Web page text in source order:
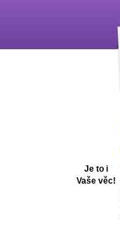
Je to i
Vaše věc!